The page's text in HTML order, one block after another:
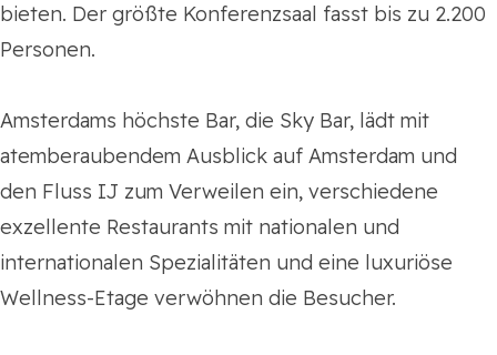
bieten. Der größte Konferenzsaal fasst bis zu 2.200
Personen.
Amsterdams höchste Bar, die Sky Bar, lädt mit
atemberaubendem Ausblick auf Amsterdam und
den Fluss IJ zum Verweilen ein, verschiedene
exzellente Restaurants mit nationalen und
internationalen Spezialitäten und eine luxuriöse
Wellness-Etage verwöhnen die Besucher.